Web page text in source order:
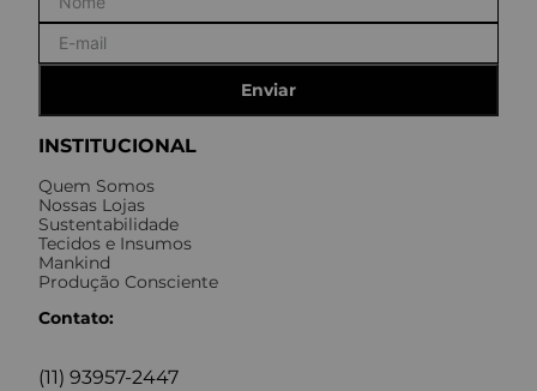
INSTITUCIONAL
Quem Somos
Nossas Lojas
Sustentabilidade
Tecidos e Insumos
Mankind
Produção Consciente
Contato:
(11) 93957-2447
Enviar